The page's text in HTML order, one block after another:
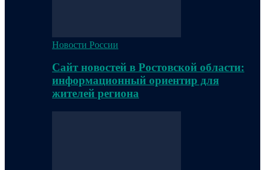
Новости России
Сайт новостей в Ростовской области:
информационный ориентир для
жителей региона